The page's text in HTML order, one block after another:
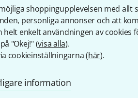
shoppingupplevelsen med allt
personliga annonser och att
enkelt användningen av cookies
"Okej!" (visa alla).
cookieinställningarna (här).
information